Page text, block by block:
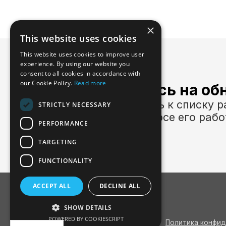
Подпишитесь на
Присоединяйтесь к списку
чтобы быть в курсе его
Политика
×
This website uses cookies
This website uses cookies to improve user
experience. By using our website you
consent to all cookies in accordance with
our Cookie Policy. Read more
STRICTLY NECESSARY
PERFORMANCE
TARGETING
FUNCTIONALITY
ACCEPT ALL DECLINE ALL
SHOW DETAILS
POWERED BY COOKIESCRIPT